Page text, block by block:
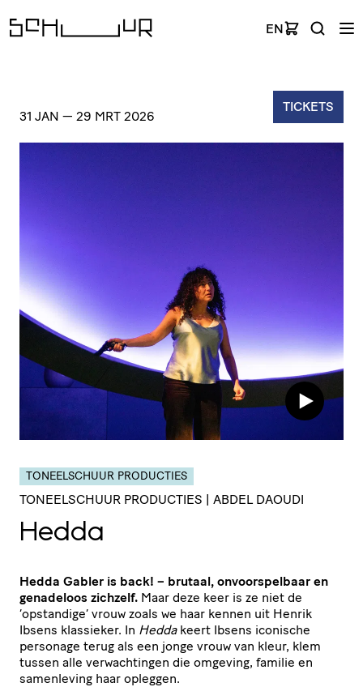
EN
TICKETS
31 JAN — 29 MRT 2026
TONEELSCHUUR PRODUCTIES
TONEELSCHUUR PRODUCTIES | ABDEL DAOUDI
Hedda
Hedda Gabler is back! – brutaal, onvoor­spel­baar en
genadeloos zichzelf. Maar deze keer is ze niet de ​
‘opstandige’ vrouw zoals we haar kennen uit Henrik
Ibsens klassieker. In Hedda keert Ibsens iconische
personage terug als een jonge vrouw van kleur, klem
tussen alle verwach­tingen die omgeving, familie en
samenleving haar opleggen.